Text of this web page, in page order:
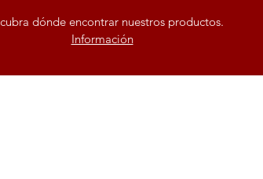
dónde encontrar nuestros productos.
Información